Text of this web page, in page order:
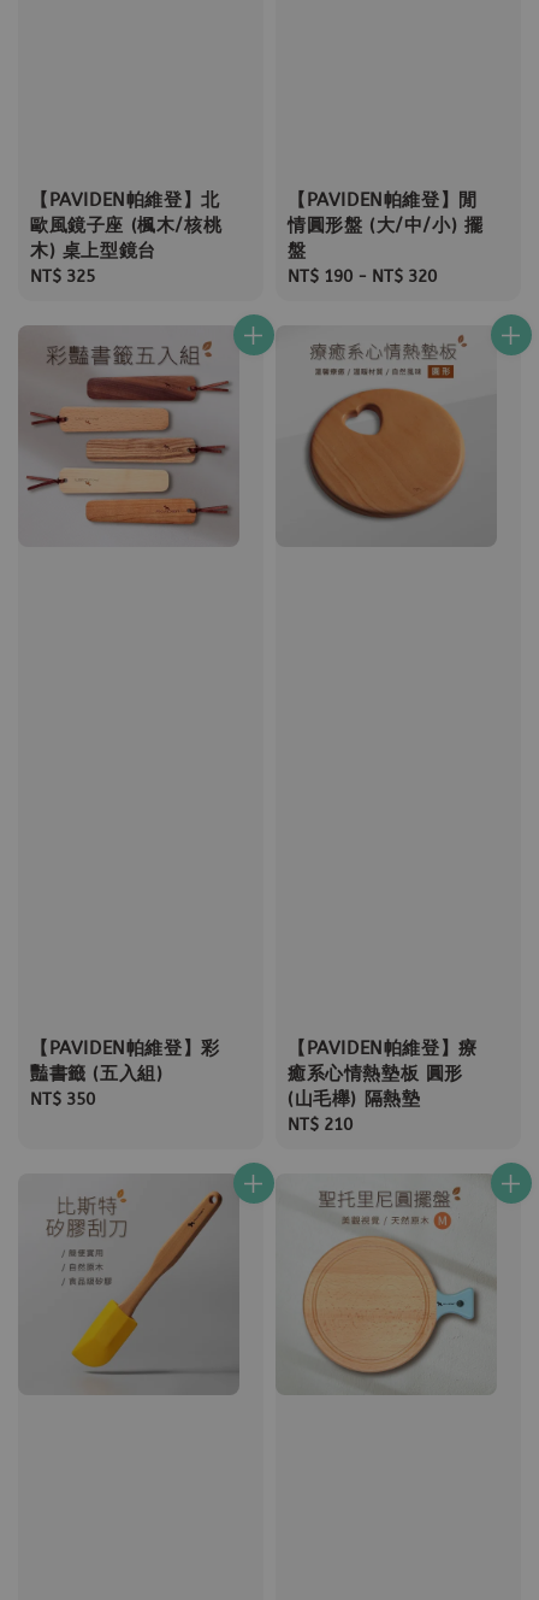
【PAVIDEN帕維登】北
歐風鏡子座 (楓木/核桃
木) 桌上型鏡台
Regular
NT$ 325
【PAVIDEN帕維登】閒
情圓形盤 (大/中/小) 擺
盤
Regular
NT$ 190 - NT$ 320
【PAVIDEN帕維登】彩
豔書籤 (五入組)
Regular
NT$ 350
【PAVIDEN帕維登】療
癒系心情熱墊板 圓形
(山毛櫸) 隔熱墊
Regular
NT$ 210